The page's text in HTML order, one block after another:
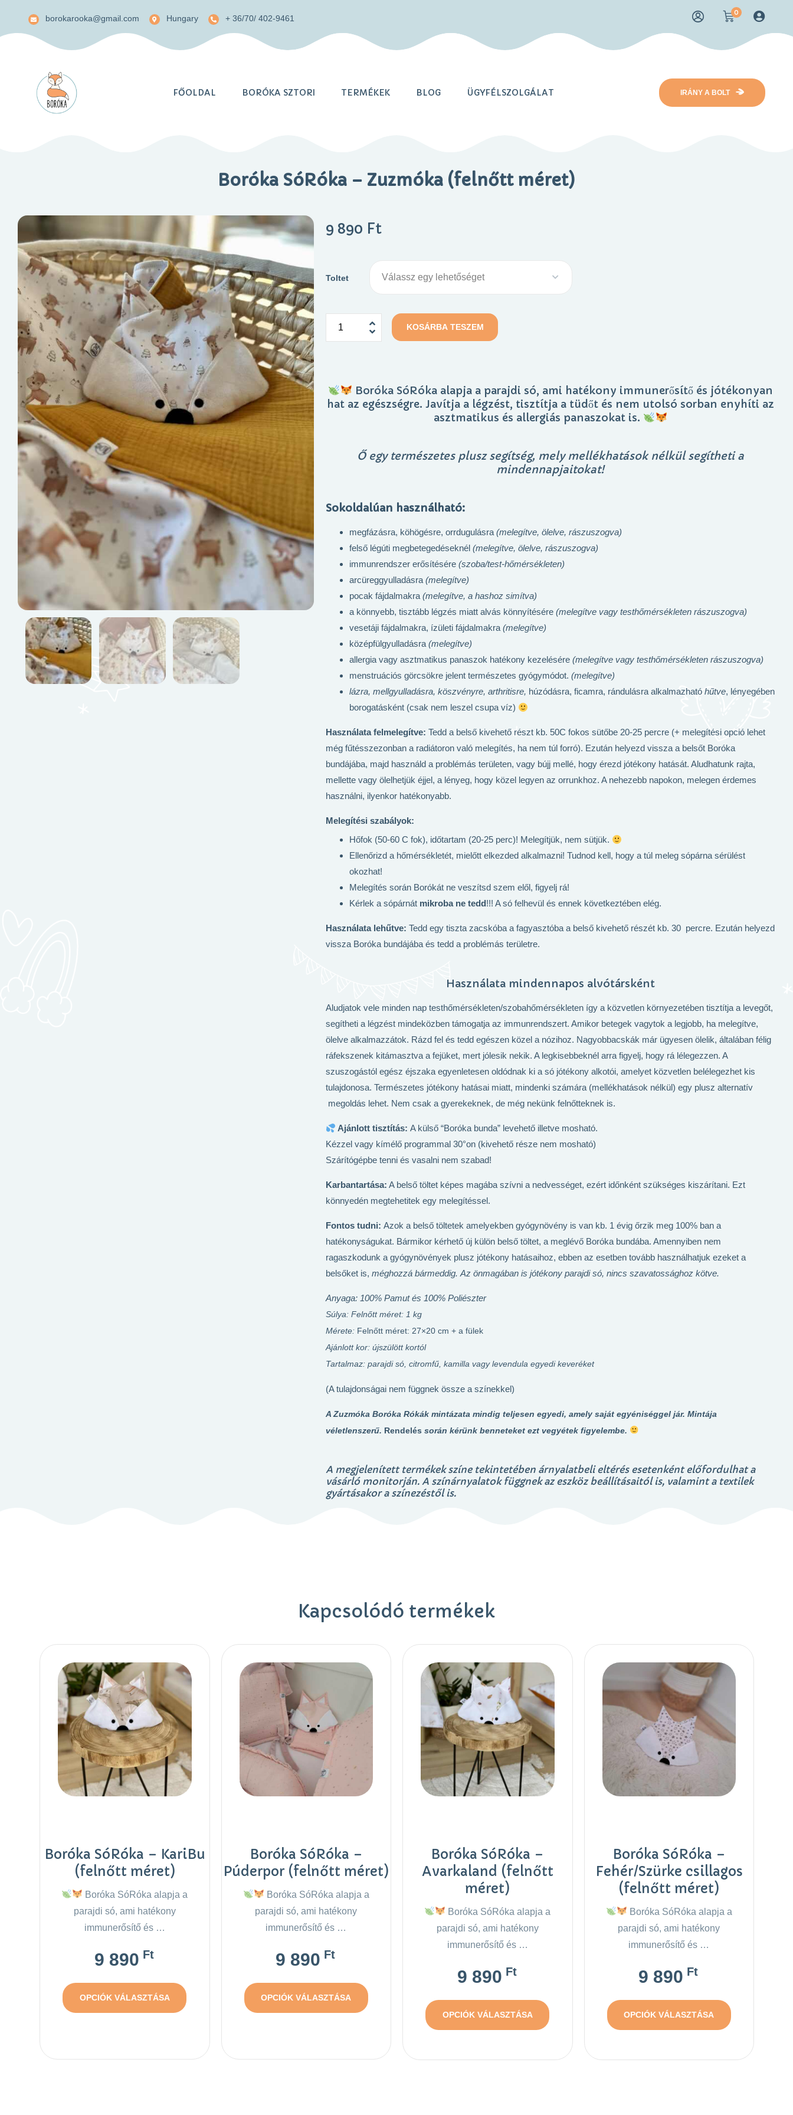
borokarooka@gmail.com Hungary + 36/70/ 402-9461
0
FŐOLDAL BORÓKA SZTORI TERMÉKEK BLOG ÜGYFÉLSZOLGÁLAT IRÁNY A BOLT
Boróka SóRóka – Zuzmóka (felnőtt méret)
9 890 Ft
Toltet
KOSÁRBA TESZEM
Boróka SóRóka alapja a parajdi só, ami hatékony immunerősítő és jótékonyan
hat az egészségre. Javítja a légzést, tisztítja a tüdőt és nem utolsó sorban enyhíti az
asztmatikus és allergiás panaszokat is.
Ő egy természetes plusz segítség, mely mellékhatások nélkül segítheti a
mindennapjaitokat!
Sokoldalúan használható:
megfázásra, köhögésre, orrdugulásra (melegítve, ölelve, rászuszogva)
felső légúti megbetegedéseknél (melegítve, ölelve, rászuszogva)
immunrendszer erősítésére (szoba/test-hőmérsékleten)
arcüreggyulladásra (melegítve)
pocak fájdalmakra (melegítve, a hashoz simítva)
a könnyebb, tisztább légzés miatt alvás könnyítésére (melegítve vagy testhőmérsékleten rászuszogva)
vesetáji fájdalmakra, ízületi fájdalmakra (melegítve)
középfülgyulladásra (melegítve)
allergia vagy asztmatikus panaszok hatékony kezelésére (melegítve vagy testhőmérsékleten rászuszogva)
menstruációs görcsökre jelent természetes gyógymódot. (melegítve)
lázra, mellgyulladásra, köszvényre, arthritisre, húzódásra, ficamra, rándulásra alkalmazható hűtve, lényegében
borogatásként (csak nem leszel csupa víz)
Használata felmelegítve: Tedd a belső kivehető részt kb. 50C fokos sütőbe 20-25 percre (+ melegítési opció lehet
még fűtésszezonban a radiátoron való melegítés, ha nem túl forró). Ezután helyezd vissza a belsőt Boróka
bundájába, majd használd a problémás területen, vagy bújj mellé, hogy érezd jótékony hatását. Aludhatunk rajta,
mellette vagy ölelhetjük éjjel, a lényeg, hogy közel legyen az orrunkhoz. A nehezebb napokon, melegen érdemes
használni, ilyenkor hatékonyabb.
Melegítési szabályok:
Hőfok (50-60 C fok), időtartam (20-25 perc)! Melegítjük, nem sütjük.
Ellenőrizd a hőmérsékletét, mielőtt elkezded alkalmazni! Tudnod kell, hogy a túl meleg sópárna sérülést
okozhat!
Melegítés során Borókát ne veszítsd szem elől, figyelj rá!
Kérlek a sópárnát mikroba ne tedd!!! A só felhevül és ennek következtében elég.
Használata lehűtve: Tedd egy tiszta zacskóba a fagyasztóba a belső kivehető részét kb. 30 percre. Ezután helyezd
vissza Boróka bundájába és tedd a problémás területre.
Használata mindennapos alvótársként
Aludjatok vele minden nap testhőmérsékleten/szobahőmérsékleten így a közvetlen környezetében tisztítja a levegőt,
segítheti a légzést mindeközben támogatja az immunrendszert. Amikor betegek vagytok a legjobb, ha melegítve,
ölelve alkalmazzátok. Rázd fel és tedd egészen közel a nózihoz. Nagyobbacskák már ügyesen ölelik, általában félig
ráfekszenek kitámasztva a fejüket, mert jólesik nekik. A legkisebbeknél arra figyelj, hogy rá lélegezzen. A
szuszogástól egész éjszaka egyenletesen oldódnak ki a só jótékony alkotói, amelyet közvetlen belélegezhet kis
tulajdonosa. Természetes jótékony hatásai miatt, mindenki számára (mellékhatások nélkül) egy plusz alternatív
megoldás lehet. Nem csak a gyerekeknek, de még nekünk felnőtteknek is.
Ajánlott tisztítás: A külső “Boróka bunda” levehető illetve mosható.
Kézzel vagy kímélő programmal 30°on (kivehető része nem mosható)
Szárítógépbe tenni és vasalni nem szabad!
Karbantartása: A belső töltet képes magába szívni a nedvességet, ezért időnként szükséges kiszárítani. Ezt
könnyedén megtehetitek egy melegítéssel.
Fontos tudni: Azok a belső töltetek amelyekben gyógynövény is van kb. 1 évig őrzik meg 100% ban a
hatékonyságukat. Bármikor kérhető új külön belső töltet, a meglévő Boróka bundába. Amennyiben nem
ragaszkodunk a gyógynövények plusz jótékony hatásaihoz, ebben az esetben tovább használhatjuk ezeket a
belsőket is, méghozzá bármeddig. Az önmagában is jótékony parajdi só, nincs szavatossághoz kötve.
Anyaga: 100% Pamut és 100% Poliészter
Súlya: Felnőtt méret: 1 kg
Mérete:Felnőtt méret: 27×20 cm + a fülek
Ajánlott kor: újszülött kortól
Tartalmaz: parajdi só, citromfű, kamilla vagy levendula egyedi keveréket
(A tulajdonságai nem függnek össze a színekkel)
A Zuzmóka Boróka Rókák mintázata mindig teljesen egyedi, amely saját egyéniséggel jár. Mintája
véletlenszerű. Rendelés során kérünk benneteket ezt vegyétek figyelembe.
A megjelenített termékek színe tekintetében árnyalatbeli eltérés esetenként előfordulhat a
vásárló monitorján. A színárnyalatok függnek az eszköz beállításaitól is, valamint a textilek
gyártásakor a színezéstől is.
Kapcsolódó termékek
Boróka SóRóka – KariBu
(felnőtt méret)
Boróka SóRóka alapja a
parajdi só, ami hatékony
immunerősítő és …
9 890Ft
OPCIÓK VÁLASZTÁSA
Boróka SóRóka –
Púderpor (felnőtt méret)
Boróka SóRóka alapja a
parajdi só, ami hatékony
immunerősítő és …
9 890Ft
OPCIÓK VÁLASZTÁSA
Boróka SóRóka –
Avarkaland (felnőtt
méret)
Boróka SóRóka alapja a
parajdi só, ami hatékony
immunerősítő és …
9 890Ft
OPCIÓK VÁLASZTÁSA
Boróka SóRóka –
Fehér/Szürke csillagos
(felnőtt méret)
Boróka SóRóka alapja a
parajdi só, ami hatékony
immunerősítő és …
9 890Ft
OPCIÓK VÁLASZTÁSA